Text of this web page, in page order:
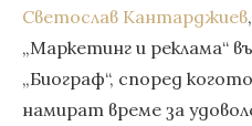
Светослав Кантарджиев
„Маркетинг и реклама“
„Биограф“, според
намират време за